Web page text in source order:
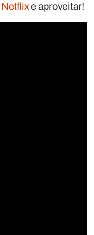
Netflixe aproveitar!